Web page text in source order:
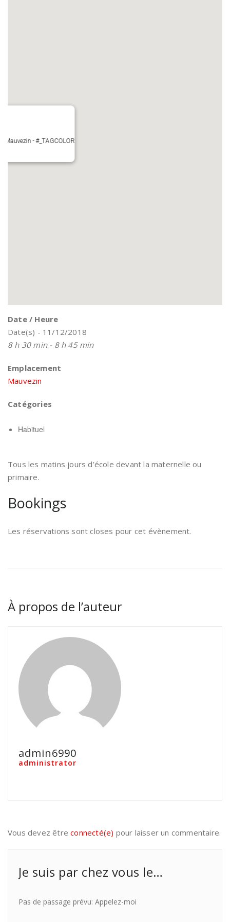
Mauvezin - #_TAGCOLOR
Date / Heure
Date(s) - 11/12/2018
8 h 30 min - 8 h 45 min
Emplacement
Mauvezin
Catégories
Habituel
Tous les matins jours d’école devant la maternelle ou
primaire.
Bookings
Les réservations sont closes pour cet évènement.
À propos de l’auteur
admin6990
administrator
Vous devez êtreconnecté(e) pour laisser un commentaire.
Je suis par chez vous le…
Pas de passage prévu: Appelez-moi